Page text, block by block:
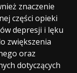
znaczenie
części opieki
depresji i lęku
zwiększenia
oraz
dotyczących